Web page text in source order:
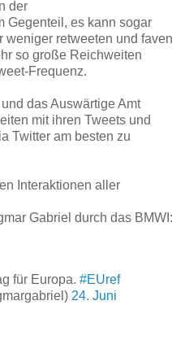
der
Gegenteil, es kann sogar
retweeten und faven
so große Reichweiten
Frequenz.
das Auswärtige Amt
mit ihren Tweets und
Twitter am besten zu
Interaktionen aller
Gabriel durch das BMWI:
für Europa. #EUref
24. Juni